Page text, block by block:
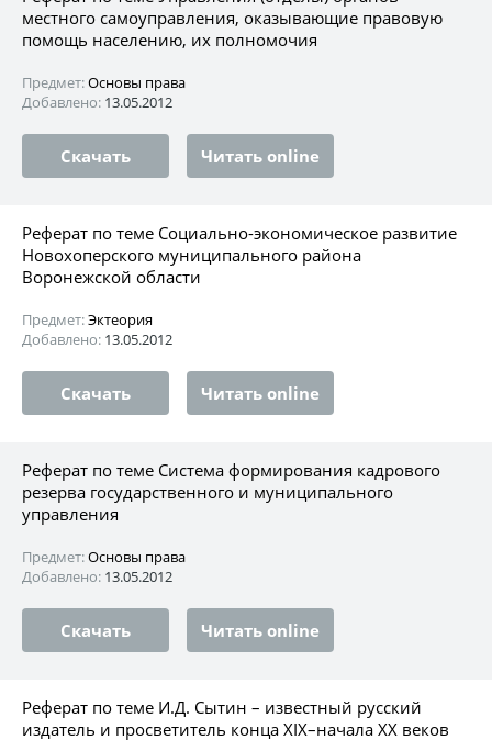
местного самоуправления, оказывающие правовую
помощь населению, их полномочия
Предмет:Основы права
Добавлено: 13.05.2012
Скачать Читать online
Реферат по теме Социально-экономическое развитие
Новохоперского муниципального района
Воронежской области
Предмет:Эктеория
Добавлено: 13.05.2012
Скачать Читать online
Реферат по теме Система формирования кадрового
резерва государственного и муниципального
управления
Предмет:Основы права
Добавлено: 13.05.2012
Скачать Читать online
Реферат по теме И.Д. Сытин – известный русский
издатель и просветитель конца XIX–начала XX веков